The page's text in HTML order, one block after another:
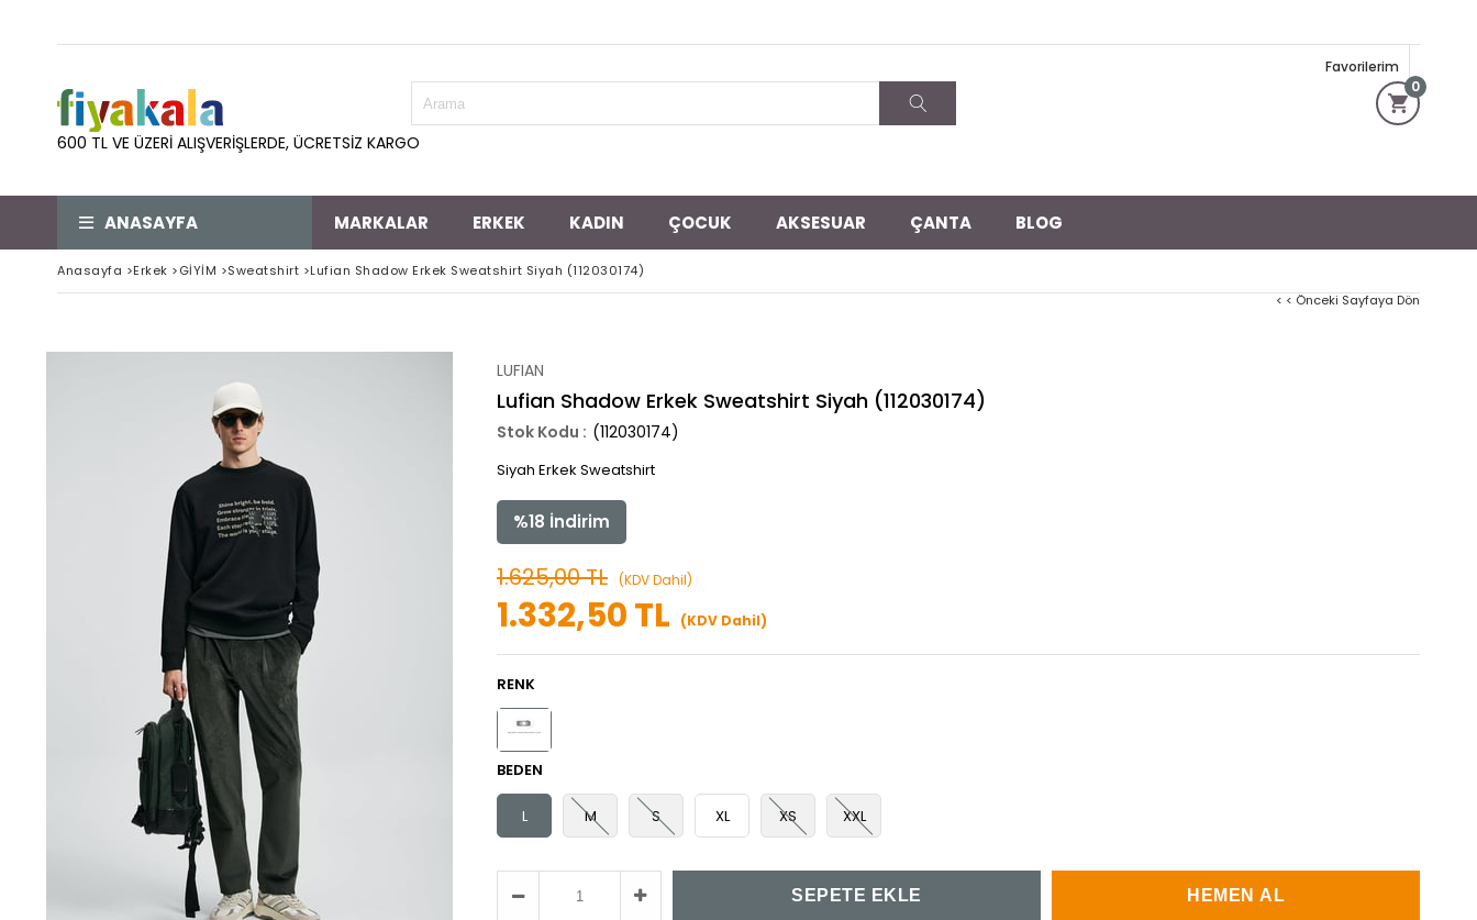
600 TL VE ÜZERİ ALIŞVERİŞLERDE, ÜCRETSİZ KARGO
0
Favorilerim
ANASAYFA MARKALAR ERKEK KADIN ÇOCUK AKSESUAR ÇANTA BLOG
Anasayfa >Erkek >GİYİM >Sweatshirt >Lufian Shadow Erkek Sweatshirt Siyah (112030174)
< < Önceki Sayfaya Dön
LUFIAN
Lufian Shadow Erkek Sweatshirt Siyah (112030174)
(112030174)
Siyah Erkek Sweatshirt
%18 İndirim
1.625,00 TL (KDV Dahil)
1.332,50 TL (KDV Dahil)
RENK
BEDEN
L M S XL XS XXL